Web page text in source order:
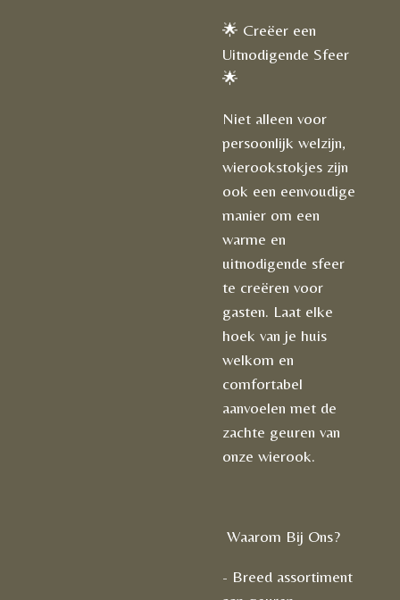
🌟 Creëer een
Uitnodigende Sfeer
🌟
Niet alleen voor
persoonlijk welzijn,
wierookstokjes zijn
ook een eenvoudige
manier om een
warme en
uitnodigende sfeer
te creëren voor
gasten. Laat elke
hoek van je huis
welkom en
comfortabel
aanvoelen met de
zachte geuren van
onze wierook.
Waarom Bij Ons?
- Breed assortiment